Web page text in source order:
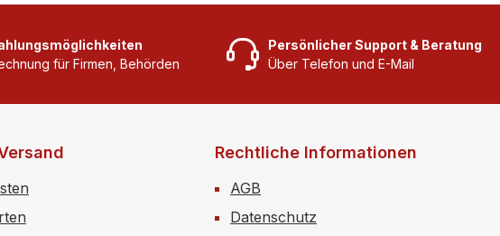
für Firmen, Behörden
Persönlicher Support & Beratung
Über Telefon und E-Mail
Rechtliche Informationen
AGB
Datenschutz